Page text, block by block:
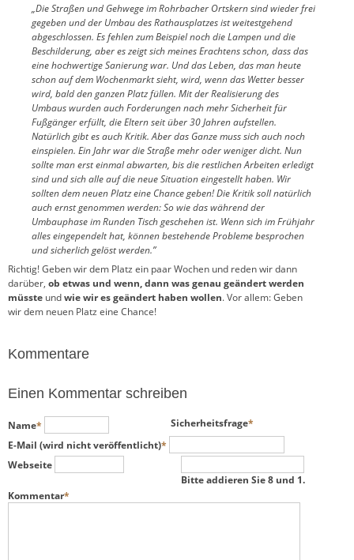
„Die Straßen und Gehwege im Rohrbacher Ortskern sind wieder frei
gegeben und der Umbau des Rathausplatzes ist weitestgehend
abgeschlossen. Es fehlen zum Beispiel noch die Lampen und die
Beschilderung, aber es zeigt sich meines Erachtens schon, dass das
eine hochwertige Sanierung war. Und das Leben, das man heute
schon auf dem Wochenmarkt sieht, wird, wenn das Wetter besser
wird, bald den ganzen Platz füllen. Mit der Realisierung des
Umbaus wurden auch Forderungen nach mehr Sicherheit für
Fußgänger erfüllt, die Eltern seit über 30 Jahren aufstellen.
Natürlich gibt es auch Kritik. Aber das Ganze muss sich auch noch
einspielen. Ein Jahr war die Straße mehr oder weniger dicht. Nun
sollte man erst einmal abwarten, bis die restlichen Arbeiten erledigt
sind und sich alle auf die neue Situation eingestellt haben. Wir
sollten dem neuen Platz eine Chance geben! Die Kritik soll natürlich
auch ernst genommen werden: So wie das während der
Umbauphase im Runden Tisch geschehen ist. Wenn sich im Frühjahr
alles eingependelt hat, können bestehende Probleme besprochen
und sicherlich gelöst werden.”
Richtig! Geben wir dem Platz ein paar Wochen und reden wir dann
darüber, ob etwas und wenn, dann was genau geändert werden
müsste undwie wir es geändert haben wollen. Vor allem: Geben
wir dem neuen Platz eine Chance!
Kommentare
Einen Kommentar schreiben
Pflichtfeld
Name*
Pflichtfeld
E-Mail (wird nicht veröffentlicht)*
Webseite
Pflichtfeld
Sicherheitsfrage*
Bitte addieren Sie 8 und 1.
Pflichtfeld
Kommentar*